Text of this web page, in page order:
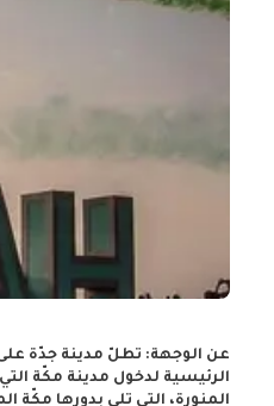
عن الوجهة: تطلّ مدينة جدّة على
الرئيسية لدخول مدينة مكّة
المنورة، التي تلي بدورها مكّة